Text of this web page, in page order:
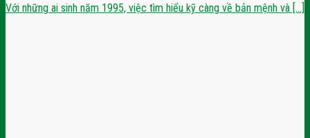
Với những ai sinh năm 1995, việc tìm hiểu kỹ càng về bản mệnh và [...]